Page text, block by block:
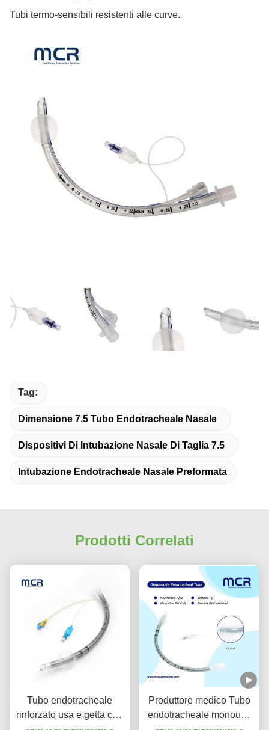
Tubi termo-sensibili resistenti alle curve.
Tag:
Dimensione 7.5 Tubo Endotracheale Nasale
Dispositivi Di Intubazione Nasale Di Taglia 7.5
Intubazione Endotracheale Nasale Preformata
Prodotti Correlati
Tubo endotracheale
rinforzato usa e getta con
Produttore medico Tubo
endotracheale monouso